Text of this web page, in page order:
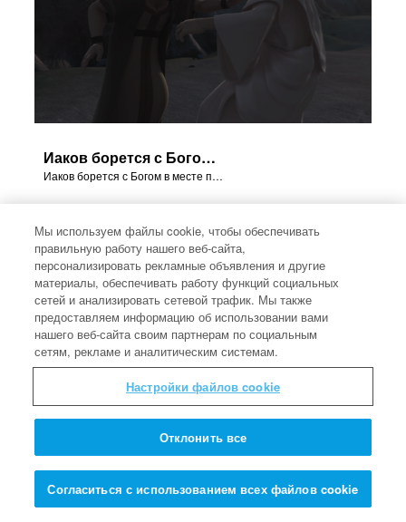
Иаков борется с Богом в месте под названием Пенуэл.
Иаков борется с Богом в месте под названием Пенуэл.
Ревекка говорит Иакову украсть у Исаака благословение.
Ревекка говорит Иакову украсть у Исаака благословение.
Мы используем файлы cookie, чтобы обеспечивать
правильную работу нашего веб-сайта,
персонализировать рекламные объявления и другие
материалы, обеспечивать работу функций социальных
сетей и анализировать сетевой трафик. Мы также
предоставляем информацию об использовании вами
нашего веб-сайта своим партнерам по социальным
сетям, рекламе и аналитическим системам.
Настройки файлов cookie
Отклонить все
Согласиться с использованием всех файлов cookie